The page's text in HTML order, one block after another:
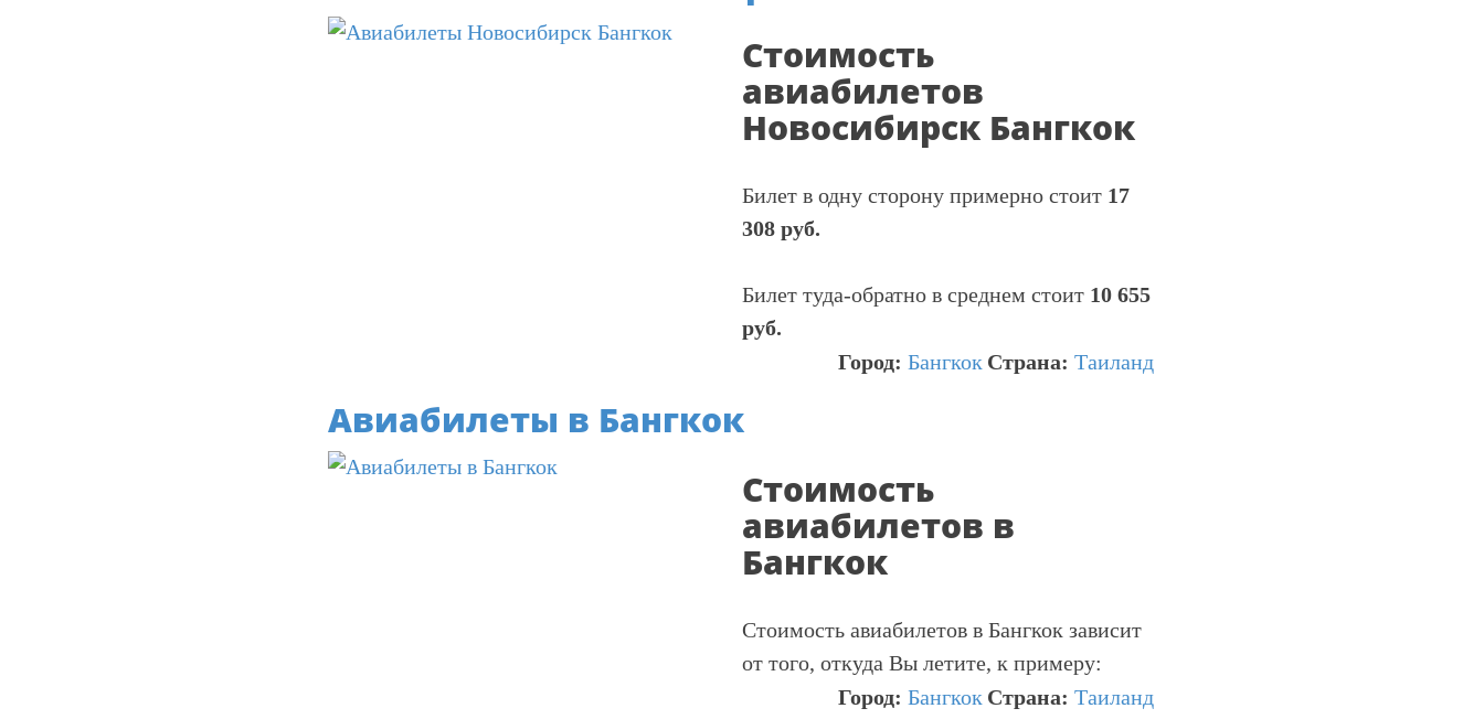
Стоимость
авиабилетов
Новосибирск Бангкок
Билет в одну сторону примерно стоит 17
308 руб.
Билет туда-обратно в среднем стоит 10 655
руб.
Страна: Таиланд
Город: Бангкок
Авиабилеты в Бангкок
Стоимость
авиабилетов в
Бангкок
Стоимость авиабилетов в Бангкок зависит
от того, откуда Вы летите, к примеру:
Страна: Таиланд
Город: Бангкок